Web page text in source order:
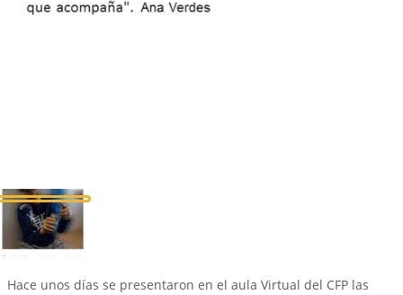
Hace unos días se presentaron en el aula Virtual del CFP las